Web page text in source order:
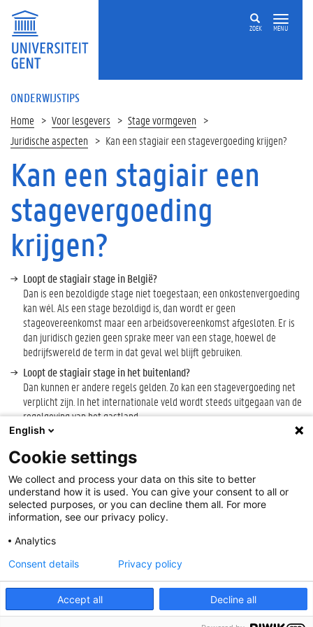
ZOEK MENU
ONDERWIJSTIPS
Home Voor lesgevers
Stage vormgeven
Juridische aspecten
Kan een stagiair een stagevergoeding krijgen?
Op
deze
pagina
Kan een stagiair een
stagevergoeding
krijgen?
Loopt de stagiair stage in België?
Dan is een bezoldigde stage niet toegestaan; een onkostenvergoeding
kan wél. Als een stage bezoldigd is, dan wordt er geen
stageovereenkomst maar een arbeidsovereenkomst afgesloten. Er is
dan juridisch gezien geen sprake meer van een stage, hoewel de
bedrijfswereld de term in dat geval wel blijft gebruiken.
Loopt de stagiair stage in het buitenland?
Dan kunnen er andere regels gelden. Zo kan een stagevergoeding net
verplicht zijn. In het internationale veld wordt steeds uitgegaan van de
regelgeving van het gastland.
Cookie-instellingen
Disclaimer
Cookies
Toegankelijkheid
Universiteit Gent
English
Cookie settings
We collect and process your data on this site to better
understand how it is used. You can give your consent to all or
selected purposes, or you can decline them all. For more
information, see our privacy policy.
Analytics
Accept all Decline all
Consent details Privacy policy